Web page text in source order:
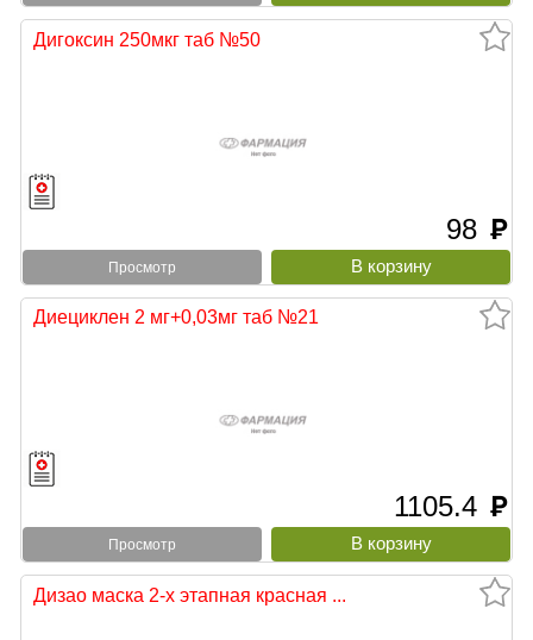
Дигоксин 250мкг таб №50
98 руб
Просмотр
Диециклен 2 мг+0,03мг таб №21
1105.4 руб
Просмотр
Дизао маска 2-х этапная красная ...